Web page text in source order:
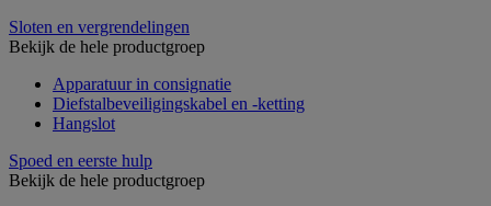
Sloten en vergrendelingen
Bekijk de hele productgroep
Apparatuur in consignatie
Diefstalbeveiligingskabel en -ketting
Hangslot
Spoed en eerste hulp
Bekijk de hele productgroep